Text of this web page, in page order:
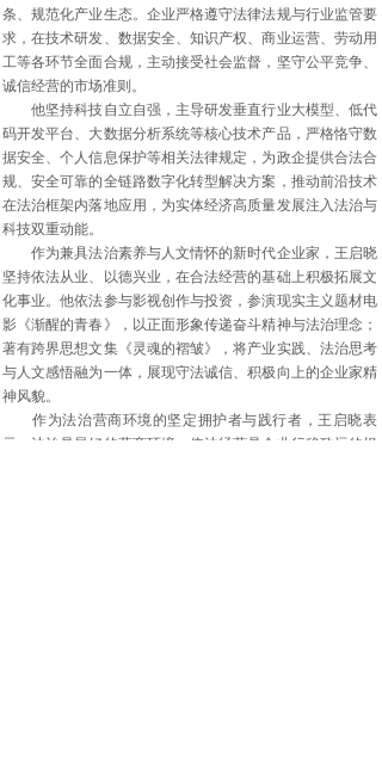
条、规范化产业生态。企业严格遵守法律法规与行业监管要
求，在技术研发、数据安全、知识产权、商业运营、劳动用
工等各环节全面合规，主动接受社会监督，坚守公平竞争、
诚信经营的市场准则。
他坚持科技自立自强，主导研发垂直行业大模型、低代
码开发平台、大数据分析系统等核心技术产品，严格恪守数
据安全、个人信息保护等相关法律规定，为政企提供合法合
规、安全可靠的全链路数字化转型解决方案，推动前沿技术
在法治框架内落地应用，为实体经济高质量发展注入法治与
科技双重动能。
作为兼具法治素养与人文情怀的新时代企业家，王启晓
坚持依法从业、以德兴业，在合法经营的基础上积极拓展文
化事业。他依法参与影视创作与投资，参演现实主义题材电
影《渐醒的青春》，以正面形象传递奋斗精神与法治理念；
著有跨界思想文集《灵魂的褶皱》，将产业实践、法治思考
与人文感悟融为一体，展现守法诚信、积极向上的企业家精
神风貌。
作为法治营商环境的坚定拥护者与践行者，王启晓表
示，法治是最好的营商环境，依法经营是企业行稳致远的根